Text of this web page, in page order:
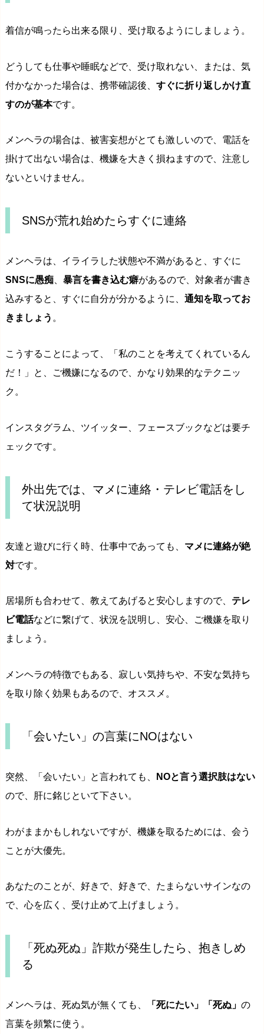
着信が鳴ったら出来る限り、受け取るようにしましょう。
どうしても仕事や睡眠などで、受け取れない、または、気
付かなかった場合は、携帯確認後、 すぐに折り返しかけ直
すのが基本です。
メンヘラの場合は、被害妄想がとても激しいので、電話を
掛けて出ない場合は、機嫌を大きく損ねますので、注意し
ないといけません。
SNSが荒れ始めたらすぐに連絡
メンヘラは、イライラした状態や不満があると、すぐに
SNSに愚痴
暴言を書き込む癖があるので、対象者が書き
込みすると、すぐに自分が分かるように、 通知を取ってお
きましょう 。
こうすることによって、「私のことを考えてくれているん
だ！」と、ご機嫌になるので、かなり効果的なテクニッ
ク。
インスタグラム、ツイッター、フェースブックなどは要チ
ェックです。
外出先では、マメに連絡・テレビ電話をし
て状況説明
友達と遊びに行く時、仕事中であっても、 マメに連絡が絶
対です。
居場所も合わせて、教えてあげると安心しますので、 テレ
ビ電話などに繋げて、状況を説明し、安心、ご機嫌を取り
ましょう。
メンヘラの特徴でもある、寂しい気持ちや、不安な気持ち
を取り除く効果もあるので、オススメ。
「会いたい」の言葉にNOはない
突然、「会いたい」と言われても、
NOと言う選択肢はない
ので、肝に銘じといて下さい。
わがままかもしれないですが、機嫌を取るためには、会う
ことが大優先。
あなたのことが、好きで、好きで、たまらないサインなの
で、心を広く、受け止めて上げましょう。
「死ぬ死ぬ」詐欺が発生したら、抱きしめ
る
メンヘラは、死ぬ気が無くても、 「死にたい」「死ぬ」 の
言葉を頻繁に使う。